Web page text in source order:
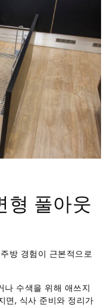
형 풀아웃
방 경험이 근본적으로
나 수색을 위해 애쓰지
면, 식사 준비와 정리가